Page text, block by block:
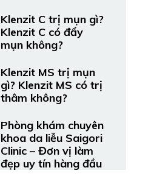
Klenzit C trị mụn gì?
Klenzit C có đẩy
mụn không?
Klenzit MS trị mụn
gì? Klenzit MS có trị
thâm không?
Phòng khám chuyên
khoa da liễu Saigori
Clinic – Đơn vị làm
đẹp uy tín hàng đầu